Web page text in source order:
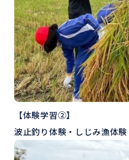
【体験学習②】
波止釣り体験・しじみ漁体